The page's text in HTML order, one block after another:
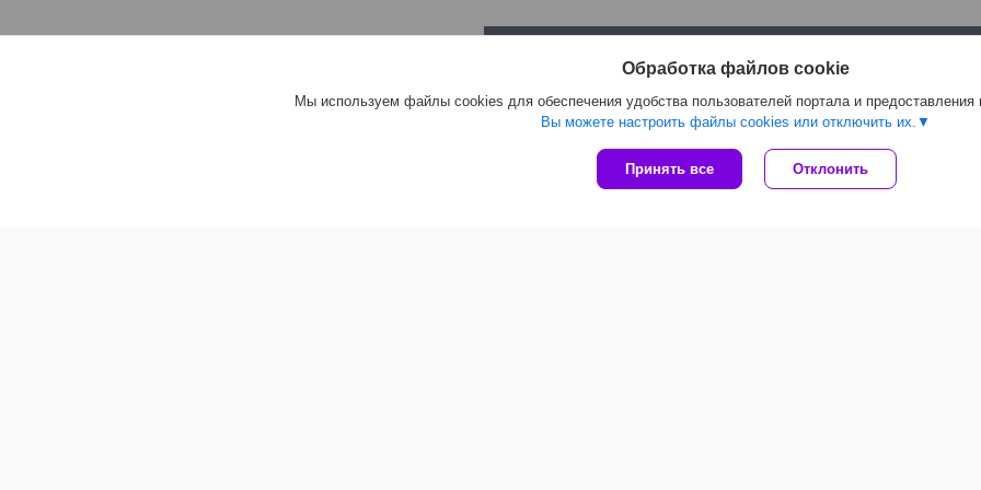
Обработка файлов cookie
Мы используем файлы cookies для обеспечения удобства пользователей портала и предоставления
Вы можете настроить файлы cookies или отключить их.
Принять все Отклонить